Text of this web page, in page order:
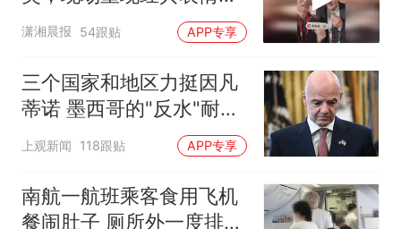
包，向中国粉丝问好
潇湘晨报 54跟贴 APP专享
三个国家和地区力挺因凡
蒂诺 墨西哥的"反水"耐人
寻味
上观新闻 118跟贴 APP专享
南航一航班乘客食用飞机
餐闹肚子 厕所外一度排长